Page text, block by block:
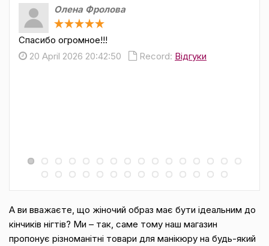
Олена Фролова
Спасибо огромное!!!
20 April 2026 20:42:50
Record: Відгуки
А ви вважаєте, що жіночий образ має бути ідеальним до
кінчиків нігтів? Ми – так, саме тому наш магазин
пропонує різноманітні товари для манікюру на будь-який